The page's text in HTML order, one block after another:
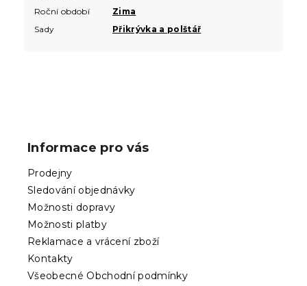
Roční období
Zima
Sady
Přikrývka a polštář
Informace pro vás
Prodejny
Sledování objednávky
Možnosti dopravy
Možnosti platby
Reklamace a vrácení zboží
Kontakty
Všeobecné Obchodní podmínky